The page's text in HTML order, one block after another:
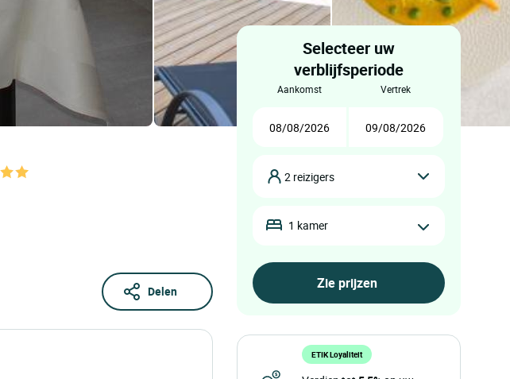
Delen
Selecteer uw
verblijfsperiode
aankomst vertrek
2 reizigers
1 kamer
ETIK Loyaliteit